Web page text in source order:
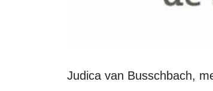
Judica van Busschbach, medewerkster uit Swifterbant vertelt dat ze het erg leuk